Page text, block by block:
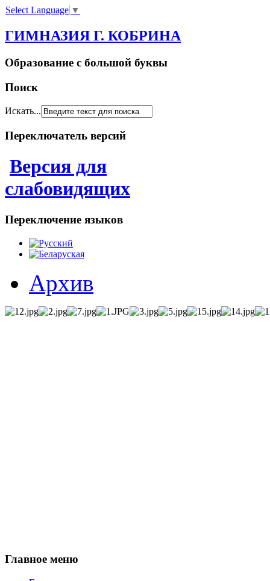
Select Language ▼
ГИМНАЗИЯ Г. КОБРИНА
Образование с большой буквы
Поиск
Искать...
Переключатель версий
Версия для
слабовидящих
Переключение языков
Архив
Главное меню